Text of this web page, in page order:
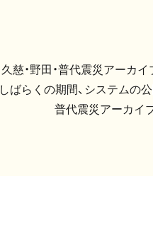
久慈・野田・普代震災アーカ
しばらくの期間、システムの
普代震災アーカイ